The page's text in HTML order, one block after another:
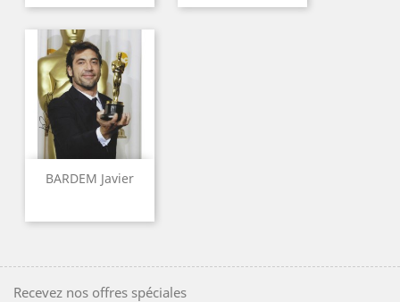
BARDEM Javier
Recevez nos offres spéciales